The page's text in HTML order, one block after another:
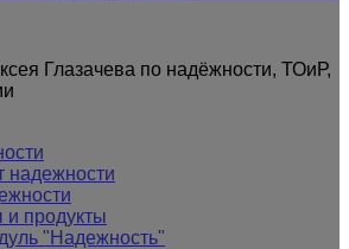
Глазачева по надёжности, ТОиР,
надежности
и продукты
"Надежность"